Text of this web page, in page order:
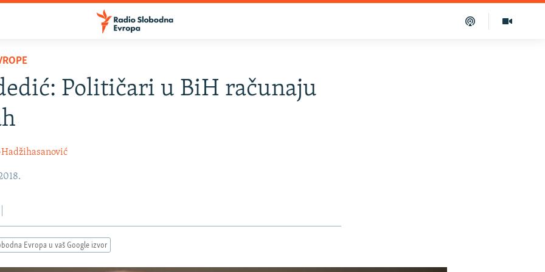
Političari u BiH računaju
Evropa u vaš Google izvor